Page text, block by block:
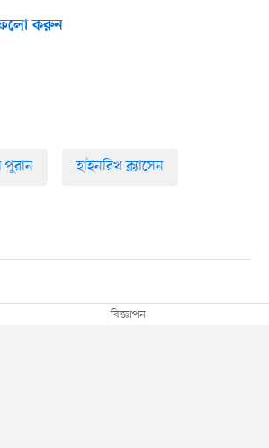
ফলো করুন
পুরান হাইনরিখ ক্ল্যাসেন